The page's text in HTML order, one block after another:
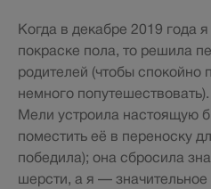
Когда в декабре 2019 года
покраске пола, то решила
родителей (чтобы спокойно
немного
Мели устроила настоящую
поместить её в переноску
победила); она сбросила
шерсти, а я — значительное